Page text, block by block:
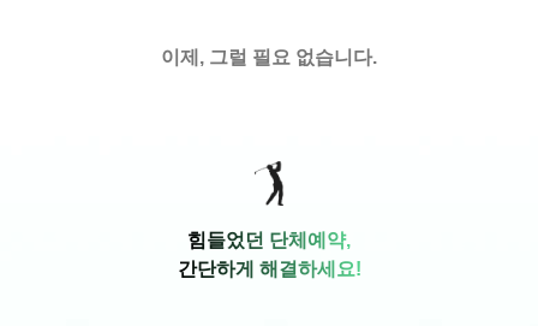
이제, 그럴 필요 없습니다.
힘들었던 단체예약,
간단하게 해결하세요!